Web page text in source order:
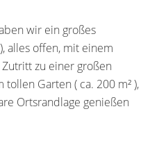
wir ein großes
alles offen, mit einem
zu einer großen
tollen Garten ( ca. 200 m² ),
Ortsrandlage genießen